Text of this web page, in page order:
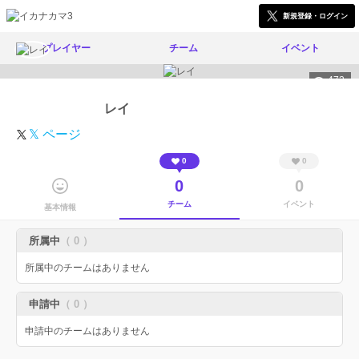
新規登録・ログイン
プレイヤー チーム イベント
472
レイ
𝕏 ページ
基本情報
0
0
チーム
0
0
イベント
所属中 （ 0 ）
所属中のチームはありません
申請中 （ 0 ）
申請中のチームはありません